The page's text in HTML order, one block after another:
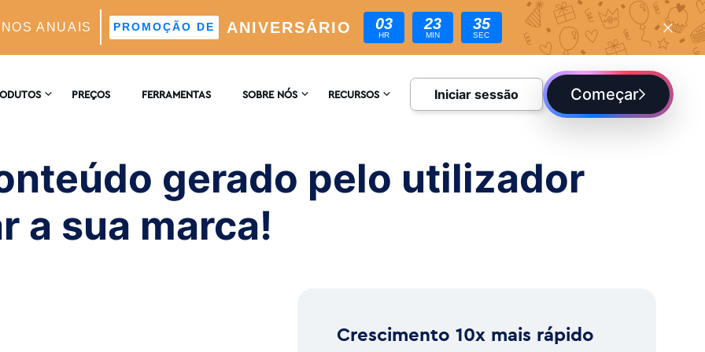
ANUAIS ANIVERSÁRIO
PROMOÇÃO DE 03
HR
23
MIN
33
SEC
Suportado Por IA
E Análises
PREÇOS FERRAMENTAS SOBRE NÓS
COMENTÁRIOS
RECURSOS
BLOGUE
Iniciar sessão Começar
gerado pelo utilizador
a sua marca!
Crescimento 10x mais rápido